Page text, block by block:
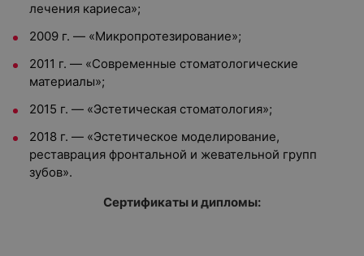
лечения кариеса»;
2009 г. — «Микропротезирование»;
2011 г. — «Современные стоматологические
материалы»;
2015 г. — «Эстетическая стоматология»;
2018 г. — «Эстетическое моделирование,
реставрация фронтальной и жевательной групп
зубов».
Сертификаты и дипломы: